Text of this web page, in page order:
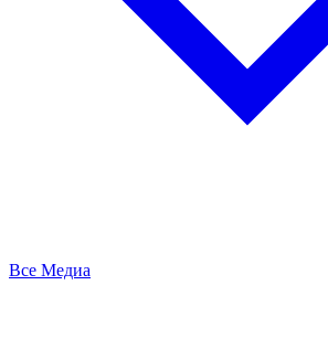
Все Медиа